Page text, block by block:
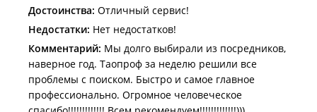
Достоинства: Отличный сервис!
Недостатки: Нет недостатков!
Комментарий: Мы долго выбирали из посредников,
наверное год. Таопроф за неделю решили все
проблемы с поиском. Быстро и самое главное
профессионально. Огромное человеческое